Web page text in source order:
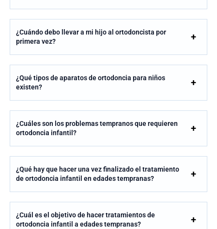
¿Cuándo debo llevar a mi hijo al ortodoncista por
primera vez?
¿Qué tipos de aparatos de ortodoncia para niños
existen?
¿Cuáles son los problemas tempranos que requieren
ortodoncia infantil?
¿Qué hay que hacer una vez finalizado el tratamiento
de ortodoncia infantil en edades tempranas?
¿Cuál es el objetivo de hacer tratamientos de
ortodoncia infantil a edades tempranas?